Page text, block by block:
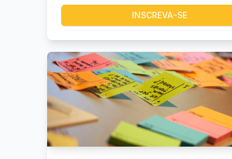
INSCREVA-SE